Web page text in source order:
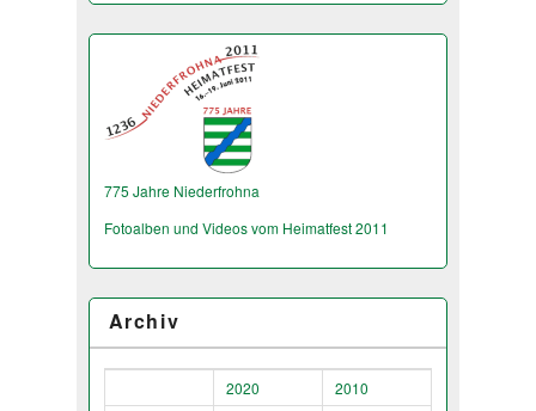
775 Jahre Niederfrohna
Fotoalben und Videos vom Heimatfest 2011
Archiv
2020
2010